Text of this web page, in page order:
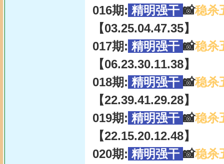
016期: 精明强干 📸稳杀
【03.25.04.47.35】
017期: 精明强干 📸稳杀
【06.23.30.11.38】
018期: 精明强干 📸稳杀
【22.39.41.29.28】
019期: 精明强干 📸稳杀
【22.15.20.12.48】
020期: 精明强干 📸稳杀